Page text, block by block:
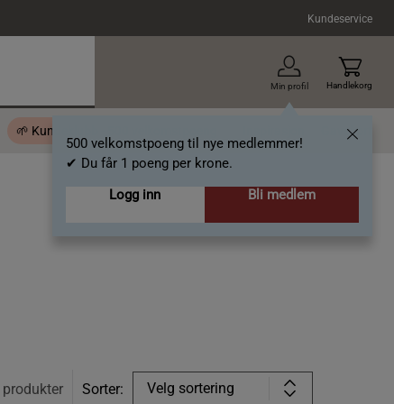
Kundeservice
Min profil
500 velkomstpoeng til nye medlemmer!
✔ Du får 1 poeng per krone.
Logg inn
Bli medlem
Handlekorg
🌱 Kundeklubb - 500 velkomstpoeng Gavekort
produkter Sorter: Velg sortering